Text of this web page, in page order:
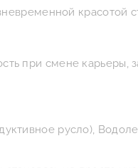
при смене карьеры,
русло),